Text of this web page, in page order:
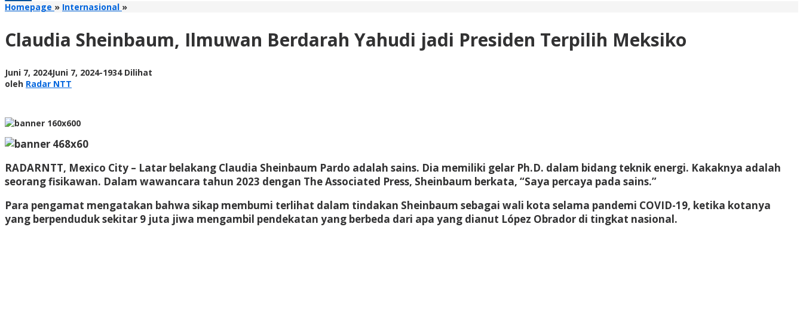
Homepage » Internasional »Claudia
Berdarah
Presiden
Claudia Sheinbaum, Ilmuwan Berdarah Yahudi jadi Presiden Terpilih Meksiko
Juni 7, 2024Juni 7, 2024oleh
-1934 Dilihat
oleh Radar NTT
RADARNTT, Mexico City – Latar belakang Claudia Sheinbaum Pardo adalah sains. Dia memiliki gelar Ph.D. dalam bidang teknik energi. Kakaknya adalah
seorang fisikawan. Dalam wawancara tahun 2023 dengan The Associated Press, Sheinbaum berkata, “Saya percaya pada sains.”
Para pengamat mengatakan bahwa sikap membumi terlihat dalam tindakan Sheinbaum sebagai wali kota selama pandemi COVID-19, ketika kotanya
yang berpenduduk sekitar 9 juta jiwa mengambil pendekatan yang berbeda dari apa yang dianut López Obrador di tingkat nasional.